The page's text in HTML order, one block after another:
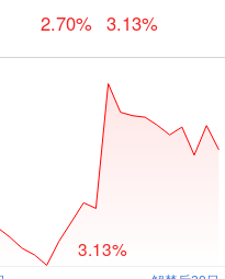
2.70% 3.13%
3.13%